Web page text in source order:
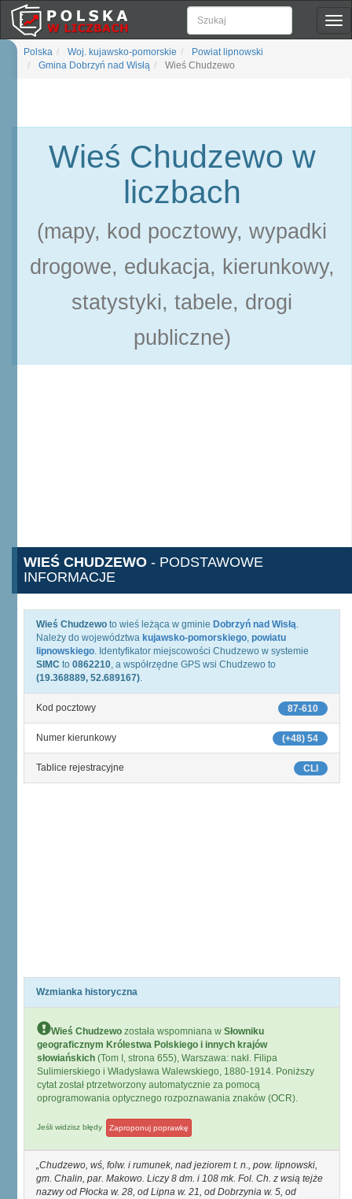
Polska Woj. kujawsko-pomorskie
Powiat lipnowski
Gmina Dobrzyń nad Wisłą
Wieś Chudzewo
Wieś Chudzewo w
liczbach
(mapy, kod pocztowy, wypadki
drogowe, edukacja, kierunkowy,
statystyki, tabele, drogi
publiczne)
WIEŚ CHUDZEWO - PODSTAWOWE
INFORMACJE
Wieś Chudzewo to wieś leżąca w gminie Dobrzyń nad Wisłą.
Należy do województwa kujawsko-pomorskiego, powiatu
lipnowskiego. Identyfikator miejscowości Chudzewo w systemie
SIMC to 0862210, a współrzędne GPS wsi Chudzewo to
(19.368889, 52.689167).
87-610
Kod pocztowy
(+48) 54
Numer kierunkowy
CLI
Tablice rejestracyjne
Wzmianka historyczna
Wieś Chudzewo została wspomniana w Słowniku
geograficznym Królestwa Polskiego i innych krajów
słowiańskich (Tom I, strona 655), Warszawa: nakł. Filipa
Sulimierskiego i Władysława Walewskiego, 1880-1914. Poniższy
cytat został ptrzetworzony automatycznie za pomocą
oprogramowania optycznego rozpoznawania znaków (OCR).
Jeśli widzisz błędy Zaproponuj poprawkę
Chudzewo, wś, folw. i rumunek, nad jeziorem t. n., pow. lipnowski,
gm. Chalin, par. Makowo. Liczy 8 dm. i 108 mk. Fol. Ch. z wsią tejże
nazwy od Płocka w. 28, od Lipna w. 21, od Dobrzynia w. 5, od